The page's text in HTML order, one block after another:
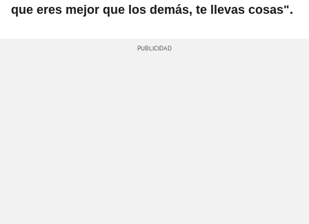
que eres mejor que los demás, te llevas cosas".